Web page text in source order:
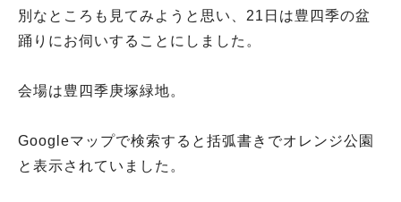
別なところも見てみようと思い、21日は豊四季の盆
踊りにお伺いすることにしました。
会場は豊四季庚塚緑地。
Googleマップで検索すると括弧書きでオレンジ公園
と表示されていました。